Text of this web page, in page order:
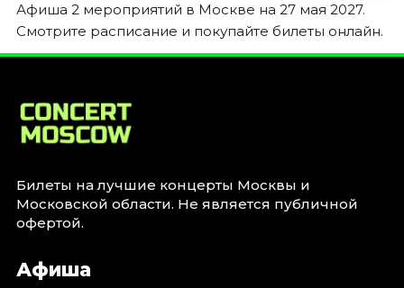
Декабрь 2026
Январь 2027
Сентябрь 2026
Октябрь 2026
Август 2026
Сентябрь 2026
События
Афиша 2 мероприятий в Москве на 27 мая 2027.
Смотрите расписание и покупайте билеты онлайн.
Билеты на лучшие концерты Москвы и
Московской области. Не является публичной
офертой.
Афиша